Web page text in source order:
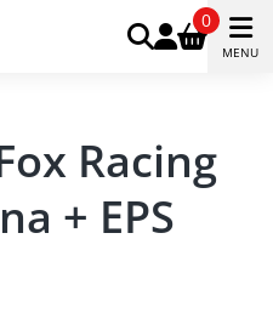
0
MENU
Racing
+ EPS